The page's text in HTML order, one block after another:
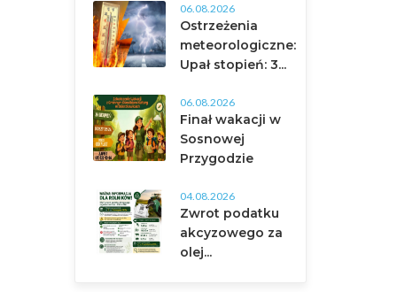
06.08.2026
Ostrzeżenia
meteorologiczne:
Upał stopień: 3...
06.08.2026
Finał wakacji w
Sosnowej
Przygodzie
04.08.2026
Zwrot podatku
akcyzowego za
olej...